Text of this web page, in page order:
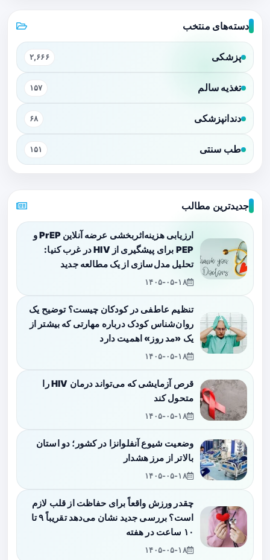
دسته‌های منتخب
پزشکی ۲,۶۶۶
تغذیه سالم ۱۵۷
دندانپزشکی ۶۸
طب سنتی ۱۵۱
جدیدترین مطالب
ارزیابی هزینه‌اثربخشی عرضه آنلاین PrEP و
PEP برای پیشگیری از HIV در غرب کنیا:
تحلیل مدل‌سازی از یک مطالعه جدید
۱۴۰۵-۰۵-۱۸
تنظیم عاطفی در کودکان چیست؟ توضیح یک
روان‌شناس کودک درباره مهارتی که بیشتر از
یک «مد روز» اهمیت دارد
۱۴۰۵-۰۵-۱۸
قرص آزمایشی که می‌تواند درمان HIV را
متحول کند
۱۴۰۵-۰۵-۱۸
وضعیت شیوع آنفلوانزا در کشور؛ دو استان
بالاتر از مرز هشدار
۱۴۰۵-۰۵-۱۸
چقدر ورزش واقعاً برای حفاظت از قلب لازم
است؟ بررسی جدید نشان می‌دهد تقریباً ۹ تا
۱۰ ساعت در هفته
۱۴۰۵-۰۵-۱۸